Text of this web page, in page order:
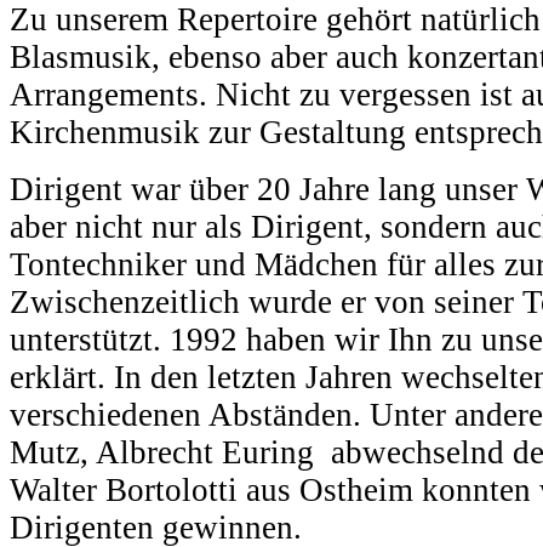
Zu unserem Repertoire gehört
Blasmusik, ebenso aber auch
Arrangements. Nicht zu vergessen ist
Kirchenmusik zur Gestaltung
Dirigent war über 20 Jahre lang unser
aber nicht nur als Dirigent, sondern
Tontechniker und Mädchen für alles
Zwischenzeitlich wurde er von seiner
unterstützt. 1992 haben wir Ihn zu
erklärt. In den letzten Jahren
verschiedenen Abständen. Unter
Mutz, Albrecht Euring abwechselnd
Walter Bortolotti aus Ostheim
Dirigenten gewinnen.